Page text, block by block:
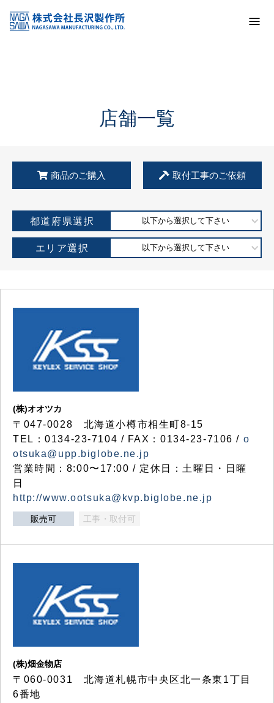
KSS加盟店・取扱店情報
店舗一覧
店舗一覧
商品のご購入 取付工事のご依頼
都道府県選択 以下から選択して下さい
エリア選択 以下から選択して下さい
(株)オオツカ
〒047-0028 北海道小樽市相生町8-15
TEL：0134-23-7104 / FAX：0134-23-7106 / o
otsuka@upp.biglobe.ne.jp
営業時間：8:00〜17:00 / 定休日：土曜日・日曜
日
http://www.ootsuka@kvp.biglobe.ne.jp
販売可 工事・取付可
(株)畑金物店
〒060-0031 北海道札幌市中央区北一条東1丁目
6番地